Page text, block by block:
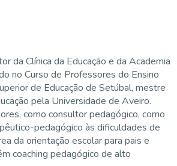
da Clínica da Educação e da Academia
no Curso de Professores do Ensino
de Educação de Setúbal, mestre
pela Universidade de Aveiro.
como consultor pedagógico, como
pedagógico às dificuldades de
da orientação escolar para pais e
coaching pedagógico de alto